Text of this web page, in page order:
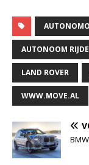
AUTONOOM
LAND ROVER
WWW.MOVE.AL